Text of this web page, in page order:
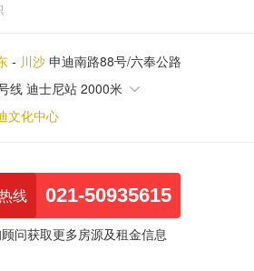
- 川沙 申迪南路88号/六奉公路
线 迪士尼站 2000米
文化中心
线 021-50935615
问获取更多房源及租金信息